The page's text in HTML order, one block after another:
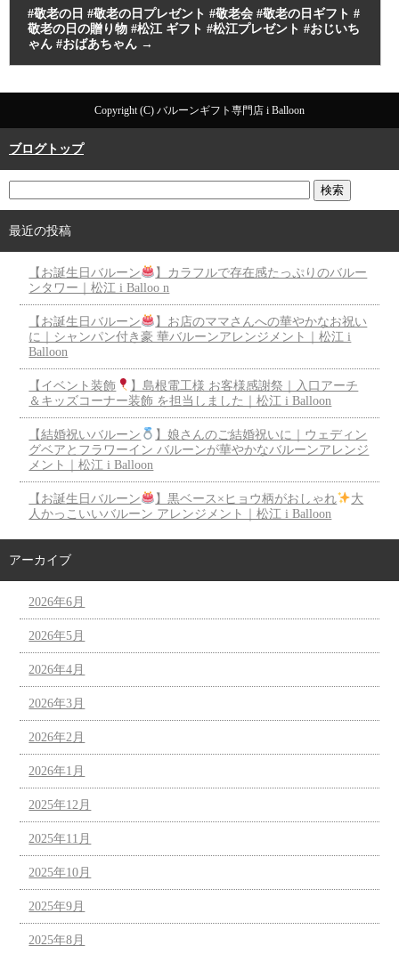
#敬老の日 #敬老の日プレゼント #敬老会 #敬老の日ギフト #
敬老の日の贈り物 #松江 ギフト #松江プレゼント #おじいち
ゃん #おばあちゃん →
Copyright (C) バルーンギフト専門店 i Balloon
ブログトップ
最近の投稿
【お誕生日バルーン
】カラフルで存在感たっぷりのバルー
ンタワー｜松江 i Balloo n
【お誕生日バルーン
】お店のママさんへの華やかなお祝い
に｜シャンパン付き豪 華バルーンアレンジメント｜松江 i
Balloon
【イベント装飾
】島根電工様 お客様感謝祭｜入口アーチ
＆キッズコーナー装飾 を担当しました｜松江 i Balloon
【結婚祝いバルーン
】娘さんのご結婚祝いに｜ウェディン
グベアとフラワーイン バルーンが華やかなバルーンアレンジ
メント｜松江 i Balloon
【お誕生日バルーン 】黒ベース×ヒョウ柄がおしゃれ
大
人かっこいいバルーン アレンジメント｜松江 i Balloon
アーカイブ
2026年6月
2026年5月
2026年4月
2026年3月
2026年2月
2026年1月
2025年12月
2025年11月
2025年10月
2025年9月
2025年8月